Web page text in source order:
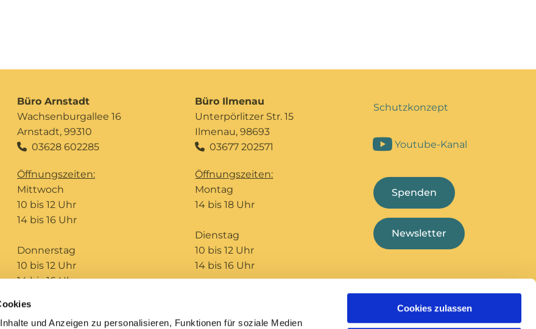
und Anzeigen zu personalisieren, Funktionen für soziale Medien
Cookies zulassen
Büro Arnstadt
Wachsenburgallee 16
Arnstadt, 99310
03628 602285
Öffnungszeiten:
Mittwoch
10 bis 12 Uhr
14 bis 16 Uhr
Donnerstag
10 bis 12 Uhr
14 bis 16 Uhr
Büro Ilmenau
Unterpörlitzer Str. 15
Ilmenau, 98693
 03677 202571
Öffnungszeiten:
Montag
14 bis 18 Uhr
Dienstag
10 bis 12 Uhr
14 bis 16 Uhr
Schutzkonzept
Youtube-Kanal
Spenden
Newsletter
Telefonseelsorge Bildungshaus St. Ursula Bildungshaus Marcel